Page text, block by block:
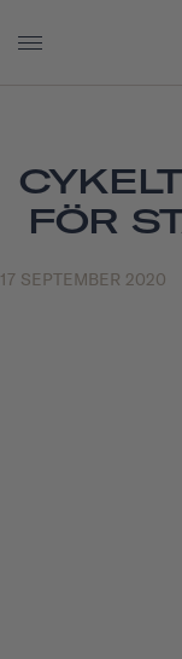
FÖR
17 SEPTEMBER 2020